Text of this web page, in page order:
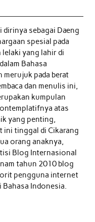
dirinya sebagai Daeng
spesial pada
yang lahir di
Bahasa
merujuk pada berat
dan menulis ini,
kumpulan
atas
yang penting,
ini tinggal di Cikarang
orang anaknya,
Blog Internasional
tahun 2010 blog
pengguna internet
Indonesia.